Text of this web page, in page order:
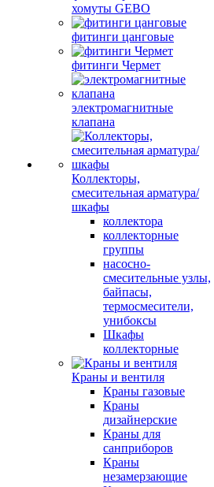
хомуты GEBO
фитинги цанговые
фитинги Чермет
электромагнитные
клапана
Коллекторы,
смесительная арматура/
шкафы
коллектора
коллекторные
группы
насосно-
смесительные узлы,
байпасы,
термосмесители,
унибоксы
Шкафы
коллекторные
Краны и вентиля
Краны газовые
Краны
дизайнерские
Краны для
санприборов
Краны
незамерзающие